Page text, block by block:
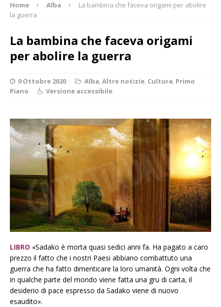
Home Alba
La bambina che faceva origami per abolire
la guerra
La bambina che faceva origami
per abolire la guerra
9 Ottobre 2020 Alba,Altre notizie, Cultura, Primo
Piano
Versione accessibile
LIBRO «Sadako è morta quasi sedici anni fa. Ha pagato a caro
prezzo il fatto che i nostri Paesi abbiano combattuto una
guerra che ha fatto dimenticare la loro umanità. Ogni volta che
in qualche parte del mondo viene fatta una gru di carta, il
desiderio di pace espresso da Sadako viene di nuovo
esaudito».